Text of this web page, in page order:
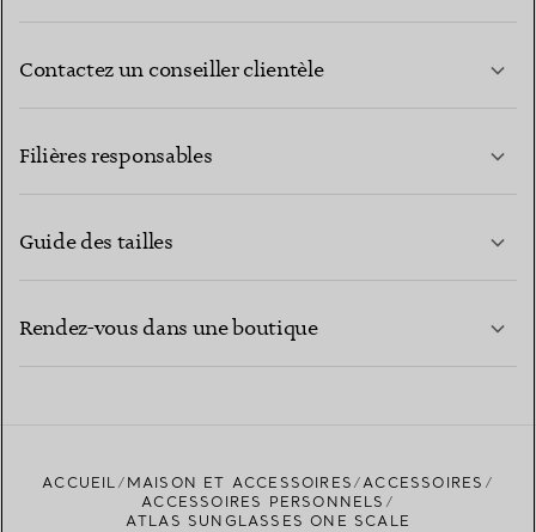
Contactez un conseiller clientèle
Filières responsables
Guide des tailles
Rendez-vous dans une boutique
TROUVEZ LA BOUTIQUE LA PLUS PROCHE
ACCUEIL MAISON ET ACCESSOIRES
ACCESSOIRES
ACCESSOIRES PERSONNELS
ATLAS SUNGLASSES ONE SCALE